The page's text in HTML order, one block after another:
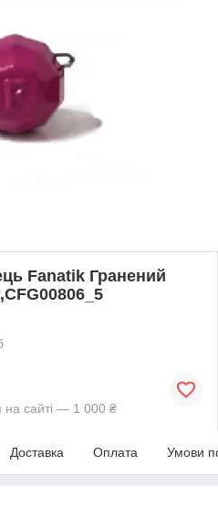
Fanatik Гранений
на сайті — 1 000 ₴
Доставка Оплата Умови